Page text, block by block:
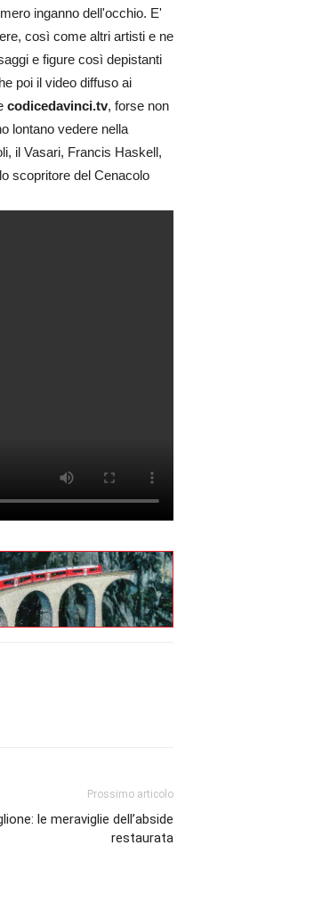
inganno dell'occhio. E'
così come altri artisti e ne
e figure così depistanti
poi il video diffuso ai
codicedavinci.tv, forse non
lontano vedere nella
il Vasari, Francis Haskell,
scopritore del Cenacolo
Prossimo articolo
le meraviglie dell’abside
restaurata